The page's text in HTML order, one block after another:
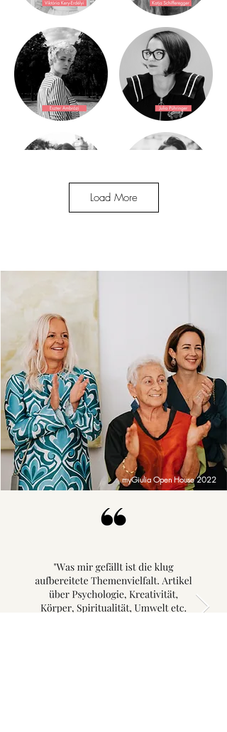
Load More
myGiulia Open House 2022